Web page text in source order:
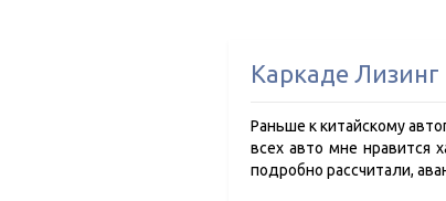
Каркаде Лизинг
Раньше к китайскому
всех авто мне нравится
подробно рассчитали,